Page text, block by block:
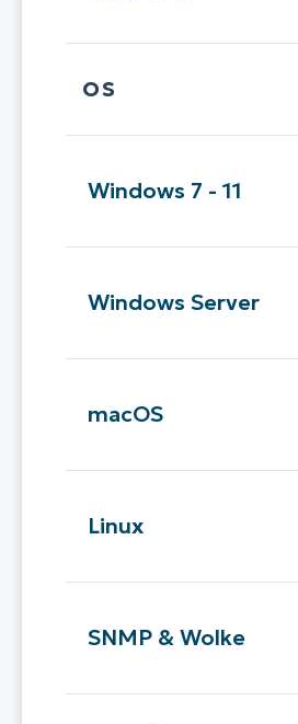
OS
Windows 7 - 11
Windows Server
macOS
Linux
SNMP & Wolke